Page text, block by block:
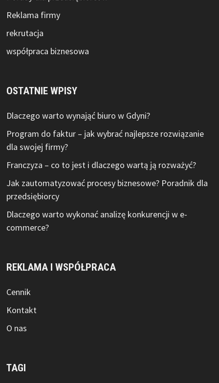
Reklama firmy
rekrutacja
współpraca biznesowa
OSTATNIE WPISY
Dlaczego warto wynająć biuro w Gdyni?
Program do faktur – jak wybrać najlepsze rozwiązanie
dla swojej firmy?
Franczyza – co to jest i dlaczego wartą ją rozważyć?
Jak zautomatyzować procesy biznesowe? Poradnik dla
przedsiębiorcy
Dlaczego warto wykonać analizę konkurencji w e-
commerce?
REKLAMA I WSPÓŁPRACA
Cennik
Kontakt
O nas
TAGI